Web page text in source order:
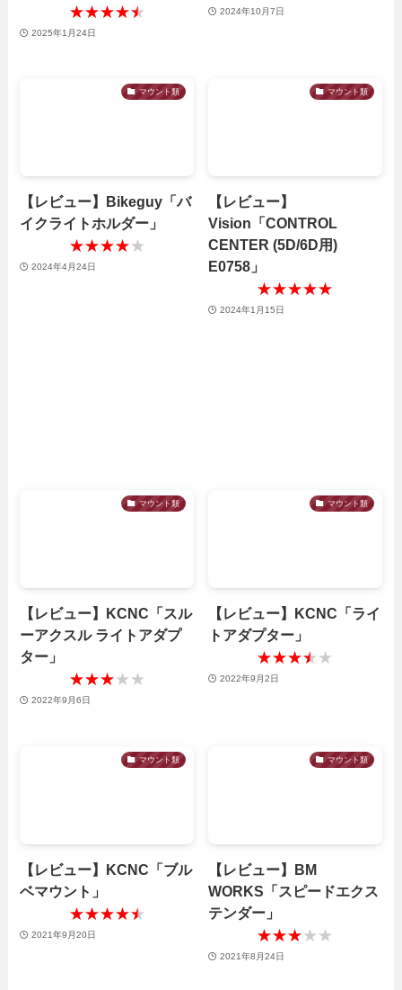
★★★★★
★★★★★
2025年1月24日
2024年10月7日
マウント類
【レビュー】Bikeguy「バ
イクライトホルダー」
★★★★★
★★★★★
2024年4月24日
マウント類
【レビュー】
Vision「CONTROL
CENTER (5D/6D用)
E0758」
★★★★★
★★★★★
2024年1月15日
マウント類
【レビュー】KCNC「スル
ーアクスル ライトアダプ
ター」
★★★★★
★★★★★
2022年9月6日
マウント類
【レビュー】KCNC「ライ
トアダプター」
★★★★★
★★★★★
2022年9月2日
マウント類
【レビュー】KCNC「ブル
ベマウント」
★★★★★
★★★★★
2021年9月20日
マウント類
【レビュー】BM
WORKS「スピードエクス
テンダー」
★★★★★
★★★★★
2021年8月24日